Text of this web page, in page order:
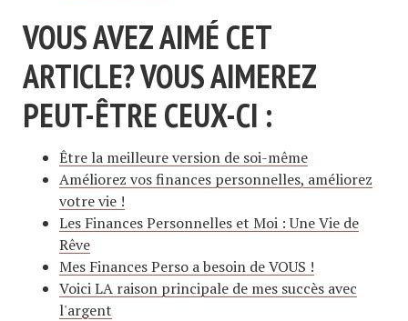
VOUS AVEZ AIMÉ CET
ARTICLE? VOUS AIMEREZ
PEUT-ÊTRE CEUX-CI :
Être la meilleure version de soi-même
Améliorez vos finances personnelles, améliorez
votre vie !
Les Finances Personnelles et Moi : Une Vie de
Rêve
Mes Finances Perso a besoin de VOUS !
Voici LA raison principale de mes succès avec
l'argent